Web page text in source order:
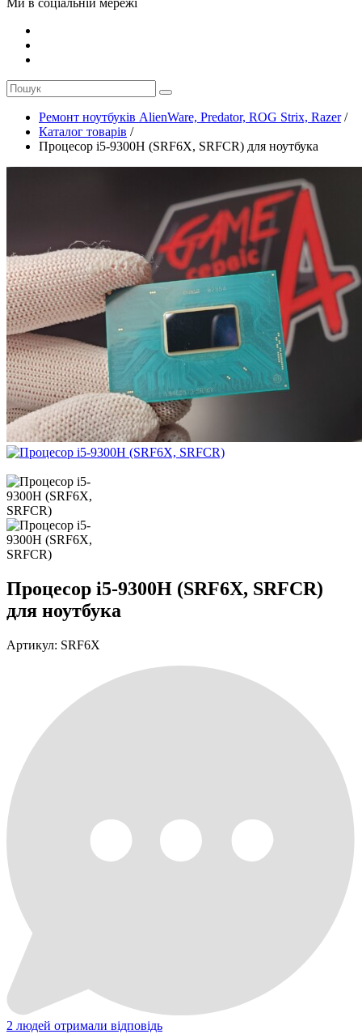
Ми в соціальній мережі
Ремонт ноутбуків AlienWare, Predator, ROG Strix, Razer/
Каталог товарів /
Процесор i5-9300H (SRF6X, SRFCR) для ноутбука
Процесор i5-9300H (SRF6X, SRFCR)
для ноутбука
Артикул: SRF6X
2 людей отримали відповідь